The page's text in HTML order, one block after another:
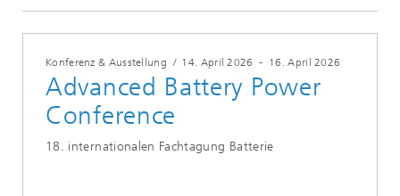
Konferenz & Ausstellung / 14. April 2026 - 16. April 2026
Advanced Battery Power
Conference
18. internationalen Fachtagung Batterie